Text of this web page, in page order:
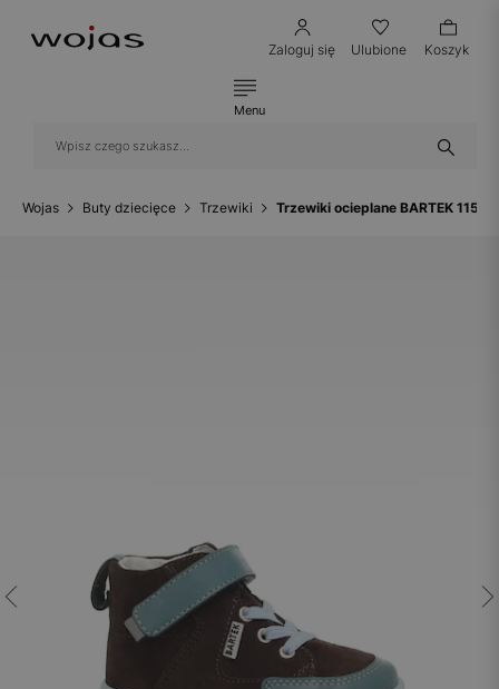
Zaloguj się Ulubione Koszyk
Menu
Wojas Buty dziecięce Trzewiki Trzewiki ocieplane BARTEK